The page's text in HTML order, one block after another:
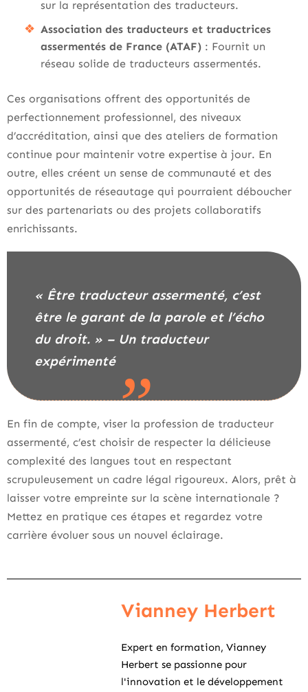
sur la représentation des traducteurs.
Association des traducteurs et traductrices
assermentés de France (ATAF) : Fournit un
réseau solide de traducteurs assermentés.
Ces organisations offrent des opportunités de
perfectionnement professionnel, des niveaux
d’accréditation, ainsi que des ateliers de formation
continue pour maintenir votre expertise à jour. En
outre, elles créent un sense de communauté et des
opportunités de réseautage qui pourraient déboucher
sur des partenariats ou des projets collaboratifs
enrichissants.
« Être traducteur assermenté, c’est
être le garant de la parole et l’écho
du droit. » – Un traducteur
expérimenté
En fin de compte, viser la profession de traducteur
assermenté, c’est choisir de respecter la délicieuse
complexité des langues tout en respectant
scrupuleusement un cadre légal rigoureux. Alors, prêt à
laisser votre empreinte sur la scène internationale ?
Mettez en pratique ces étapes et regardez votre
carrière évoluer sous un nouvel éclairage.
Vianney Herbert
Expert en formation, Vianney
Herbert se passionne pour
l'innovation et le développement